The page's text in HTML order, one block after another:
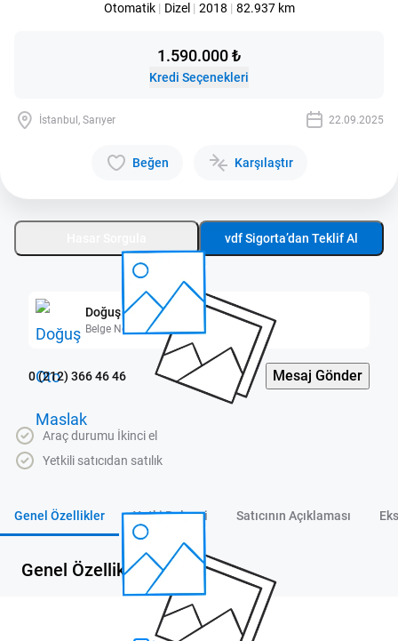
Genel Özellikler
Otomatik | Dizel | 2018 | 82.937 km
1.590.000 ₺
Kredi Seçenekleri
İstanbul, Sarıyer 22.09.2025
Beğen Karşılaştır
vdf Sigorta’dan Teklif Al
Doğuş Oto Maslak
Belge No: 3400019
0 (212) 366 46 46 Mesaj Gönder
Araç durumu İkinci el
Yetkili satıcıdan satılık
Genel Özellikler Yetki Belgesi Satıcının Açıklaması